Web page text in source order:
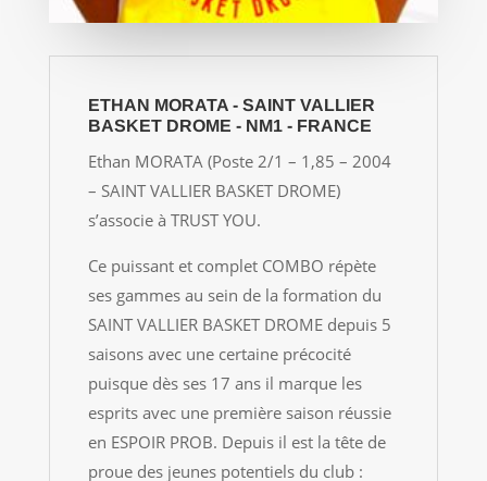
ETHAN MORATA - SAINT VALLIER
BASKET DROME - NM1 - FRANCE
Ethan MORATA (Poste 2/1 – 1,85 – 2004
– SAINT VALLIER BASKET DROME)
s’associe à TRUST YOU.
Ce puissant et complet COMBO répète
ses gammes au sein de la formation du
SAINT VALLIER BASKET DROME depuis 5
saisons avec une certaine précocité
puisque dès ses 17 ans il marque les
esprits avec une première saison réussie
en ESPOIR PROB. Depuis il est la tête de
proue des jeunes potentiels du club :